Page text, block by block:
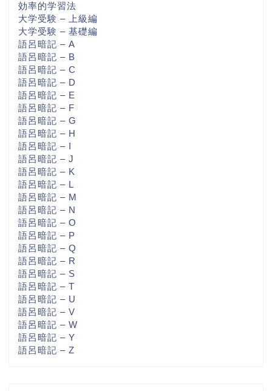
効率的学習法
大学受験 – 上級編
大学受験 – 基礎編
語呂暗記 – A
語呂暗記 – B
語呂暗記 – C
語呂暗記 – D
語呂暗記 – E
語呂暗記 – F
語呂暗記 – G
語呂暗記 – H
語呂暗記 – I
語呂暗記 – J
語呂暗記 – K
語呂暗記 – L
語呂暗記 – M
語呂暗記 – N
語呂暗記 – O
語呂暗記 – P
語呂暗記 – Q
語呂暗記 – R
語呂暗記 – S
語呂暗記 – T
語呂暗記 – U
語呂暗記 – V
語呂暗記 – W
語呂暗記 – Y
語呂暗記 – Z